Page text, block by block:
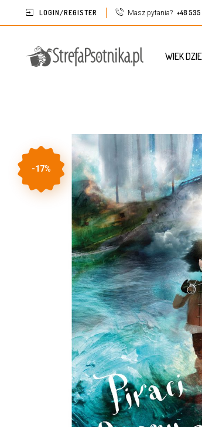
LOGIN/REGISTER Masz pytania? +48 535
WIEK
-17%